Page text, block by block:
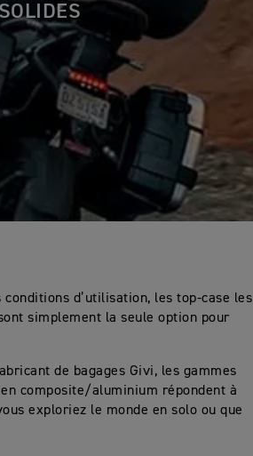
d’utilisation, les top-case les
simplement la seule option pour
de bagages Givi, les gammes
composite/aluminium répondent à
exploriez le monde en solo ou que